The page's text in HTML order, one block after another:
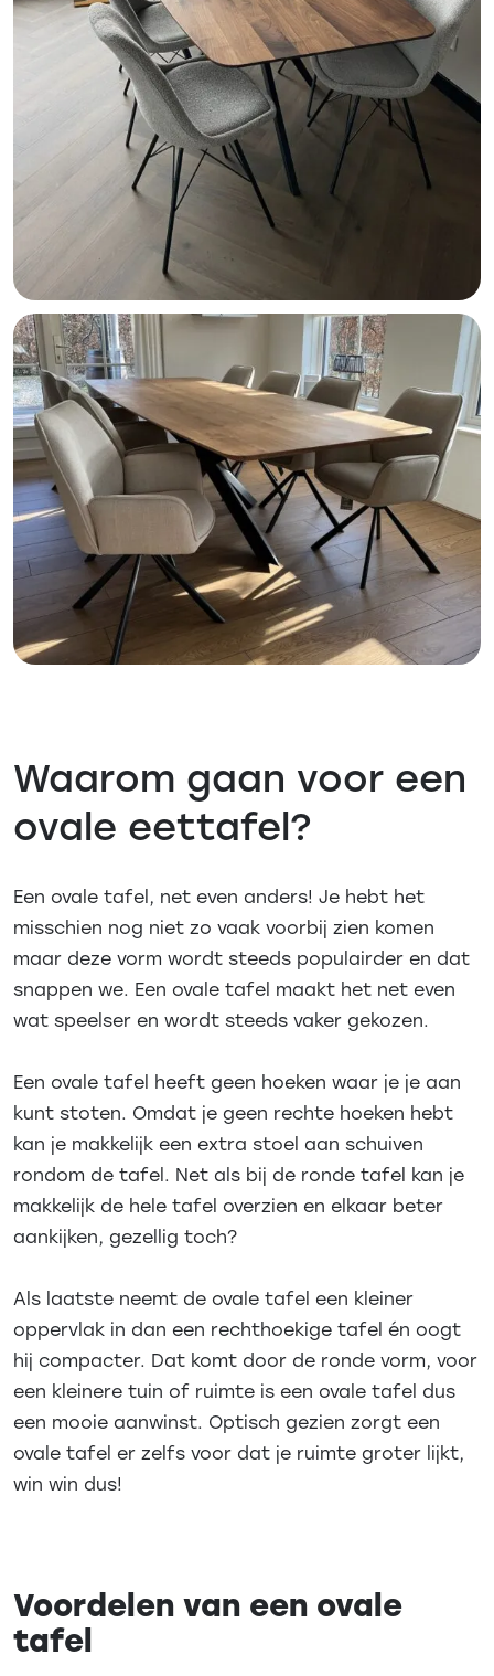
Waarom gaan voor een
ovale eettafel?
Een ovale tafel, net even anders! Je hebt het
misschien nog niet zo vaak voorbij zien komen
maar deze vorm wordt steeds populairder en dat
snappen we. Een ovale tafel maakt het net even
wat speelser en wordt steeds vaker gekozen.
Een ovale tafel heeft geen hoeken waar je je aan
kunt stoten. Omdat je geen rechte hoeken hebt
kan je makkelijk een extra stoel aan schuiven
rondom de tafel. Net als bij de ronde tafel kan je
makkelijk de hele tafel overzien en elkaar beter
aankijken, gezellig toch?
Als laatste neemt de ovale tafel een kleiner
oppervlak in dan een rechthoekige tafel én oogt
hij compacter. Dat komt door de ronde vorm, voor
een kleinere tuin of ruimte is een ovale tafel dus
een mooie aanwinst. Optisch gezien zorgt een
ovale tafel er zelfs voor dat je ruimte groter lijkt,
win win dus!
Voordelen van een ovale
tafel